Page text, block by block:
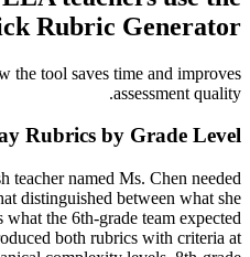
Rubric Generator
the tool saves time and improves
assessment quality.
Rubrics by Grade Level
teacher named Ms. Chen needed
distinguished between what she
the 6th-grade team expected
both rubrics with criteria at